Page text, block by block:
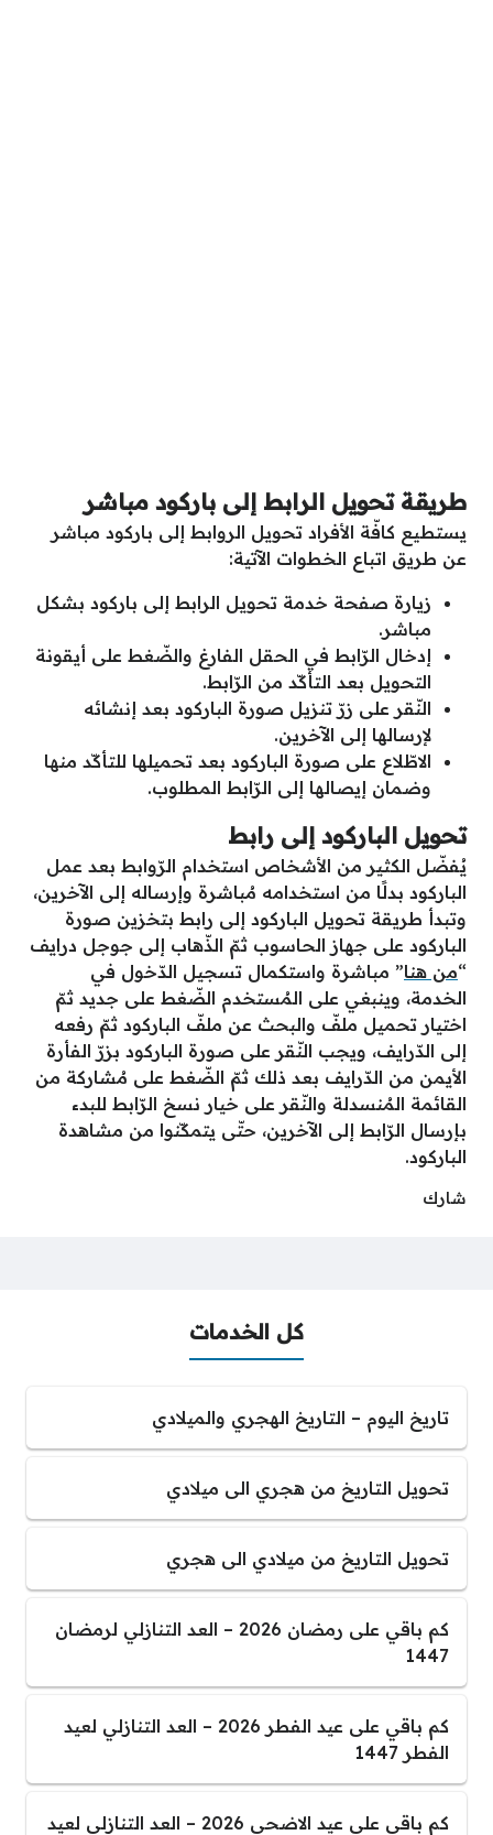
طريقة تحويل الرابط إلى باركود مباشر
يستطيع كافّة الأفراد تحويل الروابط إلى باركود مباشر
عن طريق اتباع الخطوات الآتية:
زيارة صفحة خدمة تحويل الرابط إلى باركود بشكل
مباشر.
إدخال الرّابط في الحقل الفارغ والضّغط على أيقونة
التحويل بعد التأكّد من الرّابط.
النّقر على زرّ تنزيل صورة الباركود بعد إنشائه
لإرسالها إلى الآخرين.
الاطّلاع على صورة الباركود بعد تحميلها للتأكّد منها
وضمان إيصالها إلى الرّابط المطلوب.
تحويل الباركود إلى رابط
يُفضّل الكثير من الأشخاص استخدام الرّوابط بعد عمل
الباركود بدلًا من استخدامه مُباشرة وإرساله إلى الآخرين،
وتبدأ طريقة تحويل الباركود إلى رابط بتخزين صورة
الباركود على جهاز الحاسوب ثمّ الذّهاب إلى جوجل درايف
“من هنا” مباشرة واستكمال تسجيل الدّخول في
الخدمة، وينبغي على المُستخدم الضّغط على جديد ثمّ
اختيار تحميل ملفّ والبحث عن ملفّ الباركود ثمّ رفعه
إلى الدّرايف، ويجب النّقر على صورة الباركود بزرّ الفأرة
الأيمن من الدّرايف بعد ذلك ثمّ الضّغط على مُشاركة من
القائمة المُنسدلة والنّقر على خيار نسخ الرّابط للبدء
بإرسال الرّابط إلى الآخرين، حتّى يتمكّنوا من مشاهدة
الباركود.
شارك
كل الخدمات
تاريخ اليوم – التاريخ الهجري والميلادي
تحويل التاريخ من هجري الى ميلادي
تحويل التاريخ من ميلادي الى هجري
كم باقي على رمضان 2026 – العد التنازلي لرمضان
1447
كم باقي على عيد الفطر 2026 – العد التنازلي لعيد
الفطر 1447
كم باقي على عيد الاضحى 2026 – العد التنازلي لعيد